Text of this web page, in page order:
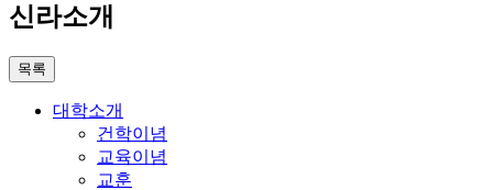
신라소개
목록
대학소개
건학이념
교육이념
교훈